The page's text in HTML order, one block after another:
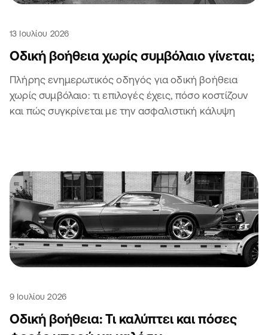
13 Ιουλίου 2026
Οδική βοήθεια χωρίς συμβόλαιο γίνεται;
Πλήρης ενημερωτικός οδηγός για οδική βοήθεια
χωρίς συμβόλαιο: τι επιλογές έχεις, πόσο κοστίζουν
και πώς συγκρίνεται με την ασφαλιστική κάλυψη
9 Ιουλίου 2026
Οδική βοήθεια: Τι καλύπτει και πόσες